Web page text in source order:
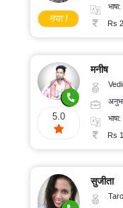
नया !
Rs
5.0
मनीष
Rs
सुजीता